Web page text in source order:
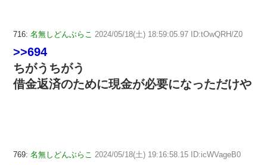
716: 名無しどんぶらこ 2024/05/18(土) 18:59:05.97 ID:tOwQRH/Z0
>>694
ちがうちがう
借金返済のために現金が必要になっただけや
769: 名無しどんぶらこ 2024/05/18(土) 19:16:58.15 ID:icWVageB0